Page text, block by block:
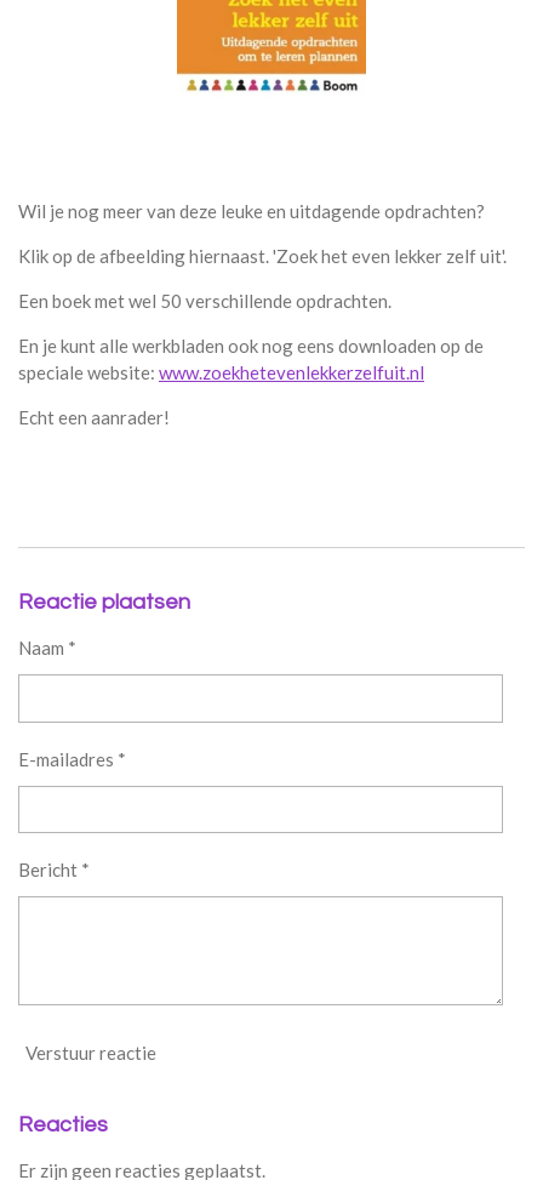
Wil je nog meer van deze leuke en uitdagende opdrachten?
Klik op de afbeelding hiernaast. 'Zoek het even lekker zelf uit'.
Een boek met wel 50 verschillende opdrachten.
En je kunt alle werkbladen ook nog eens downloaden op de
speciale website: www.zoekhetevenlekkerzelfuit.nl
Echt een aanrader!
Reactie plaatsen
Naam *
E-mailadres *
Bericht *
Verstuur reactie
Reacties
Er zijn geen reacties geplaatst.